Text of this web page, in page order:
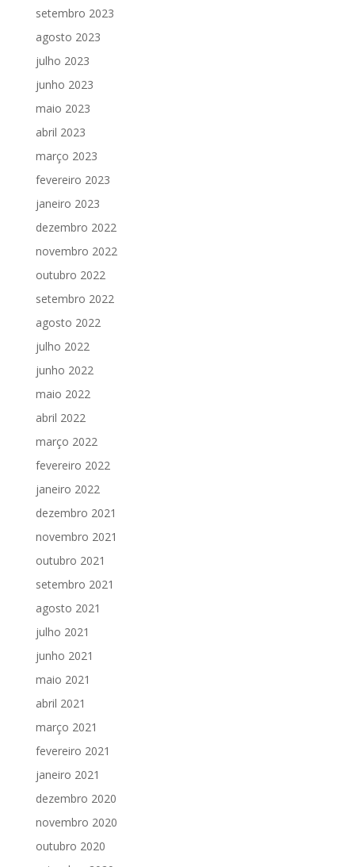
setembro 2023
agosto 2023
julho 2023
junho 2023
maio 2023
abril 2023
março 2023
fevereiro 2023
janeiro 2023
dezembro 2022
novembro 2022
outubro 2022
setembro 2022
agosto 2022
julho 2022
junho 2022
maio 2022
abril 2022
março 2022
fevereiro 2022
janeiro 2022
dezembro 2021
novembro 2021
outubro 2021
setembro 2021
agosto 2021
julho 2021
junho 2021
maio 2021
abril 2021
março 2021
fevereiro 2021
janeiro 2021
dezembro 2020
novembro 2020
outubro 2020